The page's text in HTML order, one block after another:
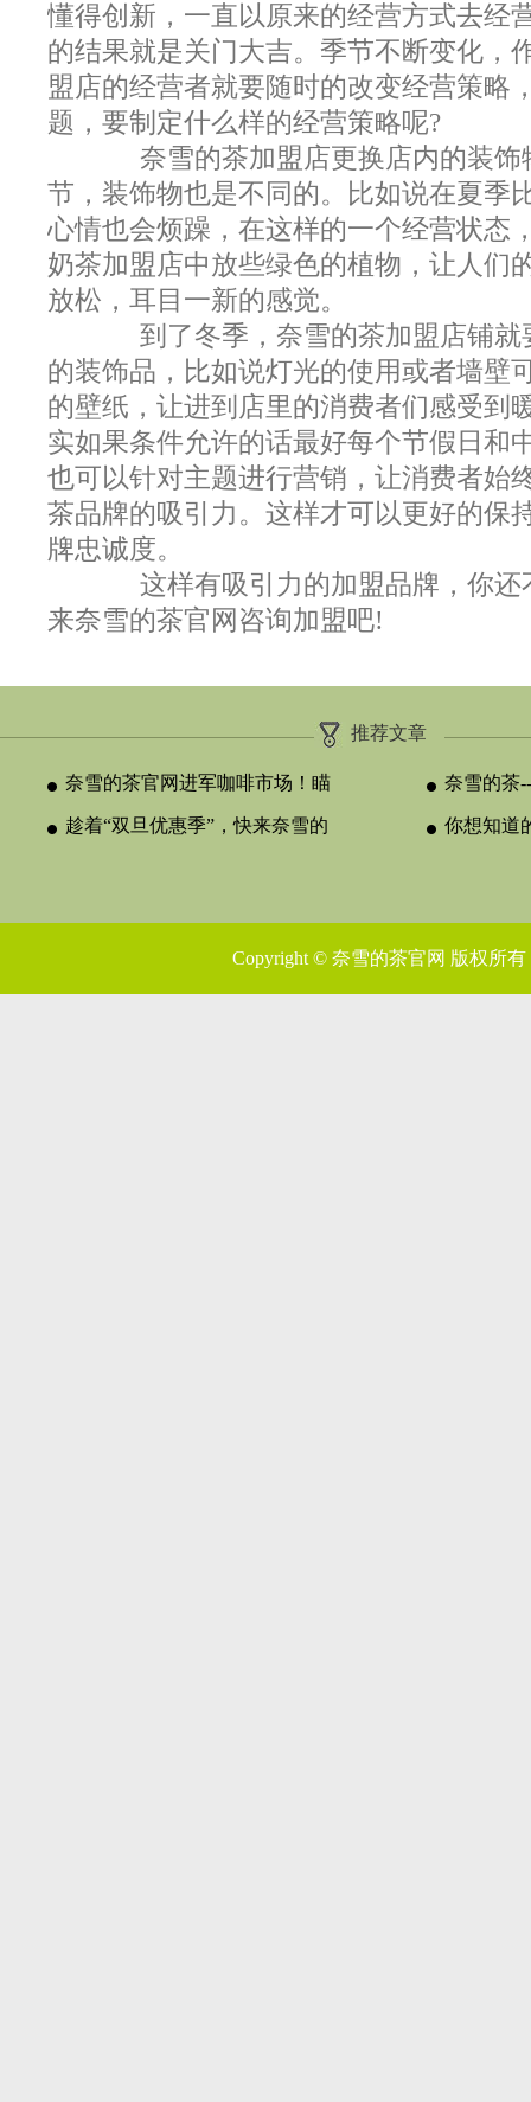
懂得创新，一直以原来的经营方式去经
的结果就是关门大吉。季节不断变化，
盟店的经营者就要随时的改变经营策略
题，要制定什么样的经营策略呢?
奈雪的茶加盟店更换店内的装饰
节，装饰物也是不同的。比如说在夏季
心情也会烦躁，在这样的一个经营状态
奶茶加盟店中放些绿色的植物，让人们
放松，耳目一新的感觉。
到了冬季，奈雪的茶加盟店铺就
的装饰品，比如说灯光的使用或者墙壁
的壁纸，让进到店里的消费者们感受到
实如果条件允许的话最好每个节假日和
也可以针对主题进行营销，让消费者始
茶品牌的吸引力。这样才可以更好的保
牌忠诚度。
这样有吸引力的加盟品牌，你还
来奈雪的茶官网咨询加盟吧!
推荐文章
奈雪的茶官网进军咖啡市场！瞄
准犯困的
奈雪的茶
目
趁着“双旦优惠季”，快来奈雪的 你想知道
Copyright © 奈雪的茶官网 版权所有